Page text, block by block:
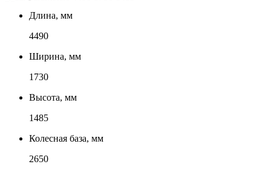
Длина, мм
4490
Ширина, мм
1730
Высота, мм
1485
Колесная база, мм
2650